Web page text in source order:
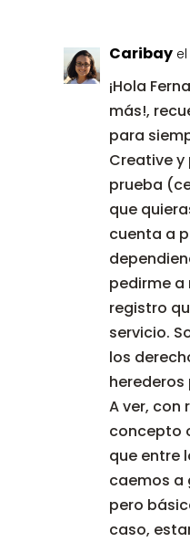
Caribay
¡Hola
más!,
para
Creative y
prueba
que
cuenta a
pedirme a
registro
servicio.
los
herederos
A ver, con
concepto
que entre
caemos a
pero
caso,